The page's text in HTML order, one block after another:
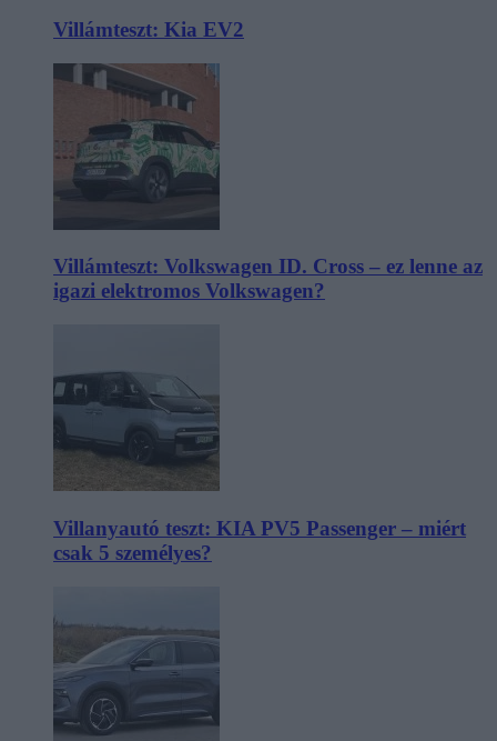
Villámteszt: Kia EV2
Villámteszt: Volkswagen ID. Cross – ez lenne az
igazi elektromos Volkswagen?
Villanyautó teszt: KIA PV5 Passenger – miért
csak 5 személyes?